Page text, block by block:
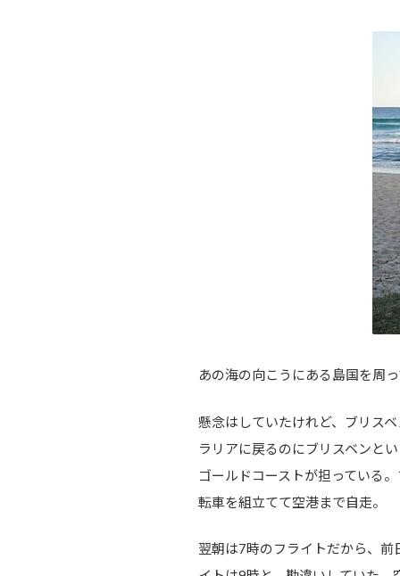
あの海の向こうにある島国を周
懸念はしていたけれど、ブリス
ラリアに戻るのにブリスベンと
ゴールドコーストが担っている
転車を組立てて空港まで自走。
翌朝は7時のフライトだから、